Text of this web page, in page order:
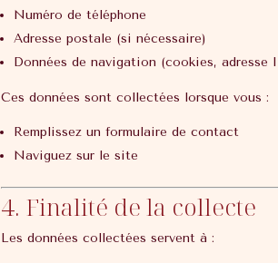
Numéro de téléphone
Adresse postale (si nécessaire)
Données de navigation (cookies, adresse
Ces données sont collectées lorsque vous :
Remplissez un formulaire de contact
Naviguez sur le site
4. Finalité de la collecte
Les données collectées servent à :